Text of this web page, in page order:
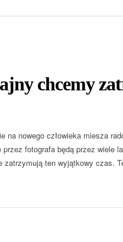
chcemy
nowego człowieka miesza
fotografa będą przez wiele
ten wyjątkowy czas.